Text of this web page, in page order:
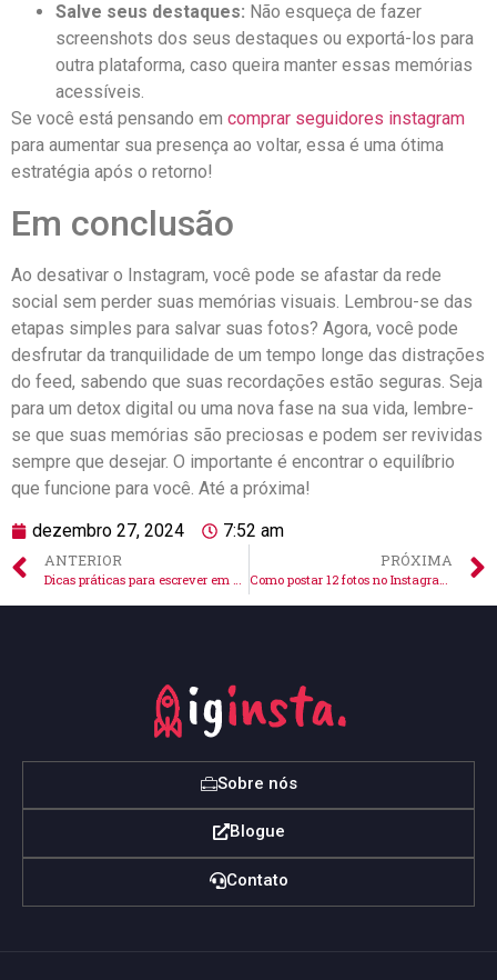
Salve seus destaques: Não esqueça de fazer
screenshots dos seus destaques ⁢ou exportá-los ⁤para
outra ⁢plataforma, caso queira manter essas memórias
acessíveis.
Se você ​está pensando ‌em comprar seguidores ⁤instagram
para ‌aumentar sua presença ​ao voltar, essa é uma ótima
estratégia após o retorno!
Em conclusão
Ao ​desativar o Instagram, você pode se‍ afastar⁤ da rede
social ⁤sem perder suas memórias visuais. Lembrou-se das
etapas simples para salvar suas fotos?​ Agora, você ⁣pode
desfrutar da‌ tranquilidade de um ‌tempo longe ​das distrações
do feed, sabendo que suas⁤ recordações estão ‍seguras. Seja
para ⁣um⁣ detox digital⁤ ou uma nova fase‌ na ​sua vida,‌ lembre-
se que​ suas memórias⁢ são preciosas‍ e podem ser revividas
sempre que‌ desejar. O importante⁢ é‍ encontrar o equilíbrio
que funcione para ⁢você. Até a próxima!
dezembro 27, 2024 7:52 am
ANTERIOR PRÓXIMA
Sobre nós
Blogue
Contato